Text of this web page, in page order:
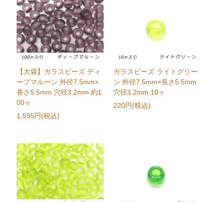
【大袋】ガラスビーズ ディ
ープマルーン 外径7.5mm×
長さ5.5mm 穴径3.2mm 約1
00ヶ
1,595円(税込)
ガラスビーズ ライトグリー
ン 外径7.5mm×長さ5.5mm
穴径3.2mm 10ヶ
220円(税込)